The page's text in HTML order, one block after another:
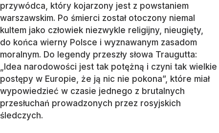
przywódca, który kojarzony jest z powstaniem
warszawskim. Po śmierci został otoczony niemal
kultem jako człowiek niezwykle religijny, nieugięty,
do końca wierny Polsce i wyznawanym zasadom
moralnym. Do legendy przeszły słowa Traugutta:
„Idea narodowości jest tak potężną i czyni tak wielkie
postępy w Europie, że ją nic nie pokona”, które miał
wypowiedzieć w czasie jednego z brutalnych
przesłuchań prowadzonych przez rosyjskich
śledczych.